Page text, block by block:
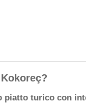
piatto turico con